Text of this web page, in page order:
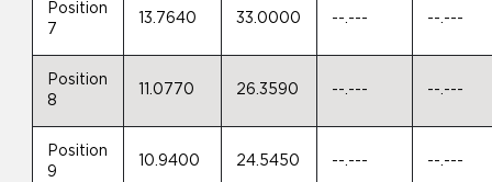
Position
7
13.7640 33.0000 --.--- --.---
Position
8
11.0770 26.3590 --.--- --.---
Position
9
10.9400 24.5450 --.--- --.---